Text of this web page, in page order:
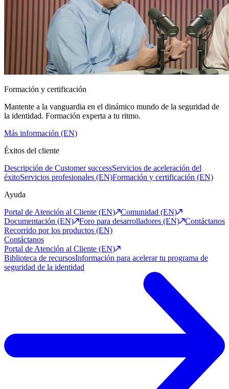
Formación y certificación
Mantente a la vanguardia en el dinámico mundo de la seguridad de
la identidad. Formación experta a tu ritmo.
Más información (EN)
Éxitos del cliente
Descripción de Customer successServicios de aceleración del
éxitoServicios profesionales (EN)Formación y certificación (EN)
Ayuda
Portal de Atención al Cliente (EN)
Comunidad (EN)
Documentación (EN)
Foro para desarrolladores (EN)
Contáctanos
Recorrido por los productos (EN)
Contáctanos
Portal de Atención al Cliente (EN)
Biblioteca de recursosInformación para acelerar tu programa de
seguridad de la identidad